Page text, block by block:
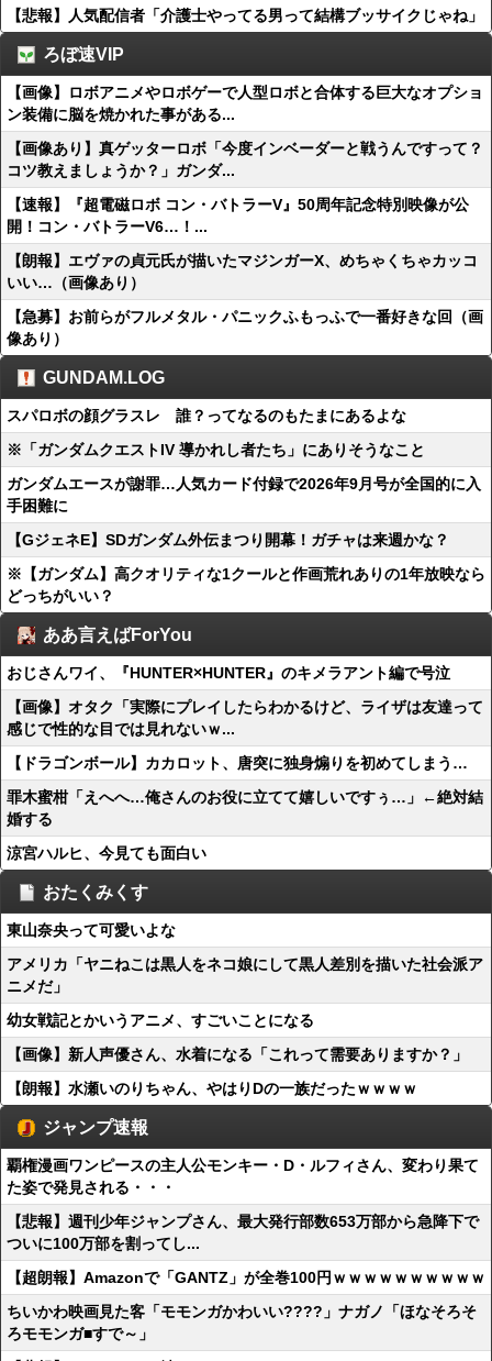
【悲報】人気配信者「介護士やってる男って結構ブッサイクじゃね」
ろぼ速VIP
【画像】ロボアニメやロボゲーで人型ロボと合体する巨大なオプショ
ン装備に脳を焼かれた事がある...
【画像あり】真ゲッターロボ「今度インベーダーと戦うんですって？
コツ教えましょうか？」ガンダ...
【速報】『超電磁ロボ コン・バトラーV』50周年記念特別映像が公
開！コン・バトラーV6…！...
【朗報】エヴァの貞元氏が描いたマジンガーX、めちゃくちゃカッコ
いい…（画像あり）
【急募】お前らがフルメタル・パニックふもっふで一番好きな回（画
像あり）
GUNDAM.LOG
スパロボの顔グラスレ 誰？ってなるのもたまにあるよな
※「ガンダムクエストIV 導かれし者たち」にありそうなこと
ガンダムエースが謝罪…人気カード付録で2026年9月号が全国的に入
手困難に
【GジェネE】SDガンダム外伝まつり開幕！ガチャは来週かな？
※【ガンダム】高クオリティな1クールと作画荒れありの1年放映なら
どっちがいい？
ああ言えばForYou
おじさんワイ、『HUNTER×HUNTER』のキメラアント編で号泣
【画像】オタク「実際にプレイしたらわかるけど、ライザは友達って
感じで性的な目では見れないｗ...
【ドラゴンボール】カカロット、唐突に独身煽りを初めてしまう…
罪木蜜柑「えへへ…俺さんのお役に立てて嬉しいですぅ…」←絶対結
婚する
涼宮ハルヒ、今見ても面白い
おたくみくす
東山奈央って可愛いよな
アメリカ「ヤニねこは黒人をネコ娘にして黒人差別を描いた社会派ア
ニメだ」
幼女戦記とかいうアニメ、すごいことになる
【画像】新人声優さん、水着になる「これって需要ありますか？」
【朗報】水瀬いのりちゃん、やはりDの一族だったｗｗｗｗ
ジャンプ速報
覇権漫画ワンピースの主人公モンキー・D・ルフィさん、変わり果て
た姿で発見される・・・
【悲報】週刊少年ジャンプさん、最大発行部数653万部から急降下で
ついに100万部を割ってし...
【超朗報】Amazonで「GANTZ」が全巻100円ｗｗｗｗｗｗｗｗｗｗ
ちいかわ映画見た客「モモンガかわいい????」ナガノ「ほなそろそ
ろモモンガ■すで～」